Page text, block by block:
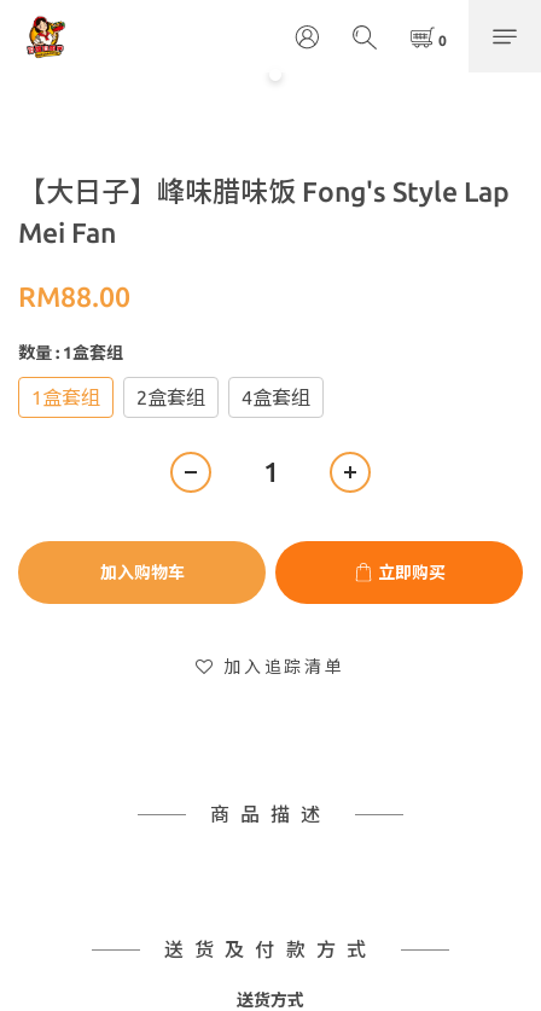
【大日子】峰味腊味饭 Fong's Style Lap
Mei Fan
RM88.00
数量: 1盒套组
1盒套组 2盒套组 4盒套组
加入购物车 立即购买
加入追踪清单
商品描述
送货及付款方式
送货方式